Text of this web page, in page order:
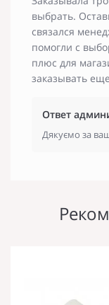
выбрать.
связался
помогли с
плюс для
заказывать
Ответ
Дякуємо за